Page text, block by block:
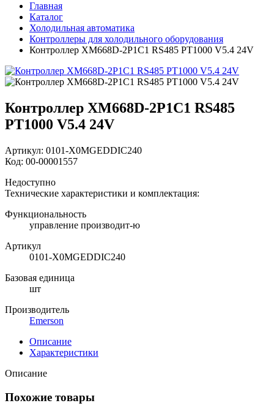
Главная
Каталог
Холодильная автоматика
Контроллеры для холодильного оборудования
Контроллер XM668D-2P1C1 RS485 PT1000 V5.4 24V
Контроллер XM668D-2P1C1 RS485
PT1000 V5.4 24V
Артикул: 0101-X0MGEDDIC240
Код: 00-00001557
Недоступно
Технические характеристики и комплектация:
Функциональность
управление производит-ю
Артикул
0101-X0MGEDDIC240
Базовая единица
шт
Производитель
Emerson
Описание
Характеристики
Описание
Похожие товары